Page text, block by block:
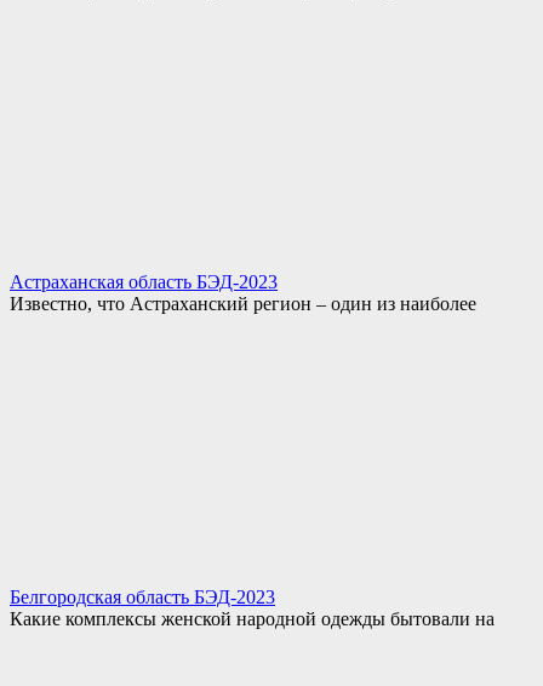
Астраханская область БЭД-2023
Известно, что Астраханский регион – один из наиболее
Белгородская область БЭД-2023
Какие комплексы женской народной одежды бытовали на